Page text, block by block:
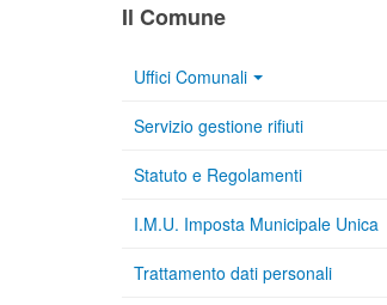
Il Comune
Uffici Comunali
Servizio gestione rifiuti
Statuto e Regolamenti
I.M.U. Imposta Municipale Unica
Trattamento dati personali